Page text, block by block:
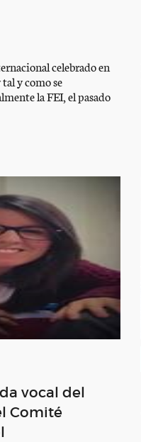
celebrado en
y como se
la FEI, el pasado
Para-equestrian Forum
vocal del
Comité